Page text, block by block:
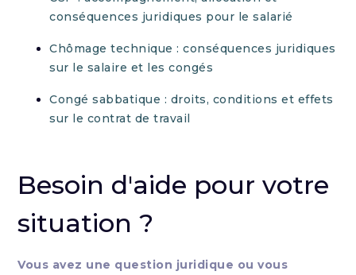
conséquences juridiques pour le salarié
Chômage technique : conséquences juridiques
sur le salaire et les congés
Congé sabbatique : droits, conditions et effets
sur le contrat de travail
Besoin d'aide pour votre
situation ?
Vous avez une question juridique ou vous